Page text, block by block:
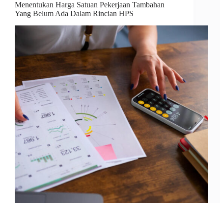
Menentukan Harga Satuan Pekerjaan Tambahan
Yang Belum Ada Dalam Rincian HPS